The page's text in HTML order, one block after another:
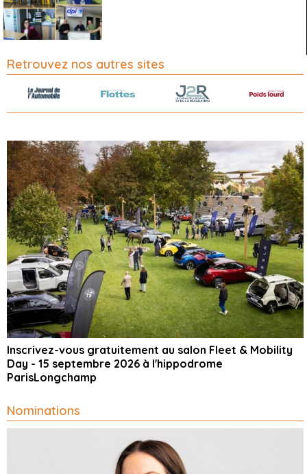
Retrouvez nos autres sites
Inscrivez-vous gratuitement au salon Fleet & Mobility
Day - 15 septembre 2026 à l'hippodrome
ParisLongchamp
Nominations